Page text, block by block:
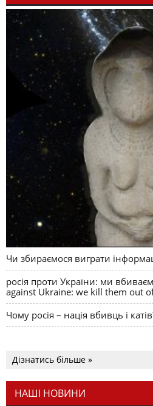
Чи збираємося виграти
росія проти України: ми
against Ukraine: we kill them out
Чому росія – нація вбивць і
Дізнатись більше »
НАШІ НОВИНИ